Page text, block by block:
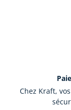
Chez Kraft,